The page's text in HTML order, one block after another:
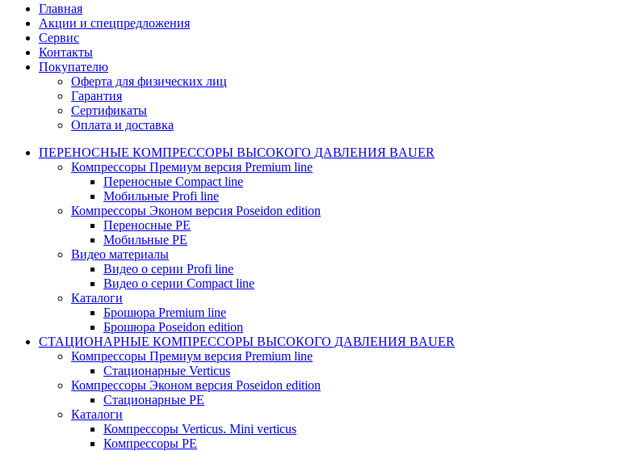
Главная
Акции и спецпредложения
Сервис
Контакты
Покупателю
Оферта для физических лиц
Гарантия
Сертификаты
Оплата и доставка
ПЕРЕНОСНЫЕ КОМПРЕССОРЫ ВЫСОКОГО ДАВЛЕНИЯ BAUER
Компрессоры Премиум версия Premium line
Переносные Compact line
Мобильные Profi line
Компрессоры Эконом версия Poseidon edition
Переносные PE
Мобильные PE
Видео материалы
Видео о серии Profi line
Видео о серии Compact line
Каталоги
Брошюра Premium line
Брошюра Poseidon edition
СТАЦИОНАРНЫЕ КОМПРЕССОРЫ ВЫСОКОГО ДАВЛЕНИЯ BAUER
Компрессоры Премиум версия Premium line
Стационарные Verticus
Компрессоры Эконом версия Poseidon edition
Стационарные PE
Каталоги
Компрессоры Verticus. Mini verticus
Компрессоры PE